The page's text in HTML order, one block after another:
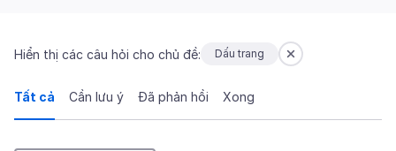
Hiển thị các câu hỏi cho chủ đề: Dấu trang
Tất cả Cần lưu ý Đã phản hồi Xong